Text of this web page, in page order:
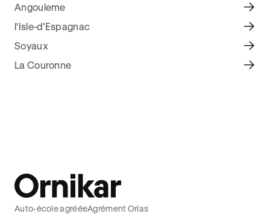
Angouleme
l'Isle-d'Espagnac
Soyaux
La Couronne
Auto-école agrééeAgrément Orias